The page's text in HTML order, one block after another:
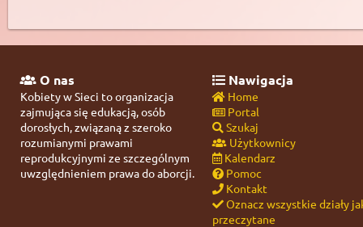
O nas
Kobiety w Sieci to organizacja
zajmująca się edukacją, osób
dorosłych, związaną z szeroko
rozumianymi prawami
reprodukcyjnymi ze szczególnym
uwzględnieniem prawa do aborcji.
Nawigacja
Home
Portal
Szukaj
Użytkownicy
Kalendarz
Pomoc
Kontakt
Oznacz wszystkie działy
przeczytane